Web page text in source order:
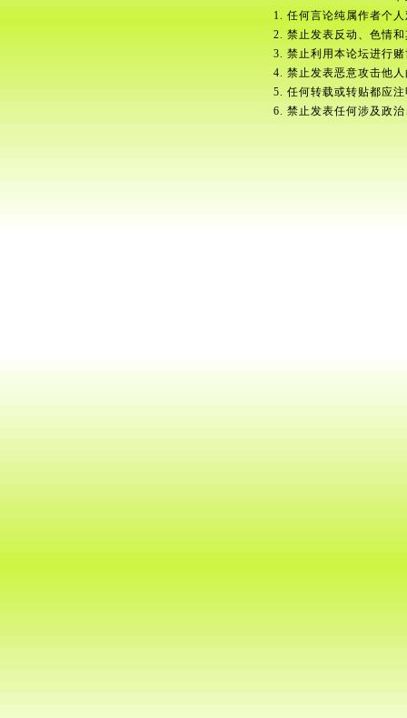
1. 任何言论纯属作者个
2. 禁止发表反动、色情
3. 禁止利用本论坛进行
4. 禁止发表恶意攻击他
5. 任何转载或转贴都应
6. 禁止发表任何涉及政